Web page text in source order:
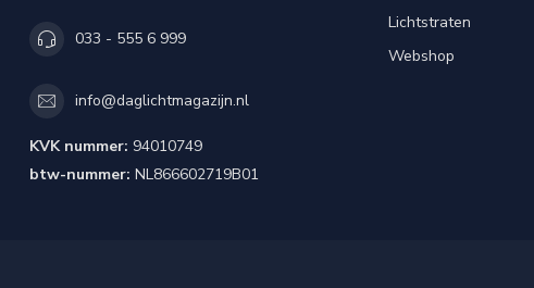
033 - 555 6 999
info@daglichtmagazijn.nl
KVK nummer: 94010749
btw-nummer: NL866602719B01
Lichtstraten
Webshop